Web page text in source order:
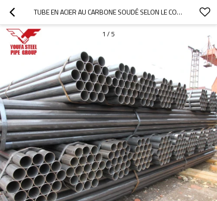
TUBE EN ACIER AU CARBONE SOUDÉ SELON LE CODE HS DE 1/2 À 8 POUCES
1 / 5